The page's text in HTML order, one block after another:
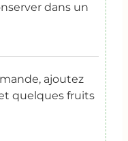
dans un
ajoutez
quelques fruits